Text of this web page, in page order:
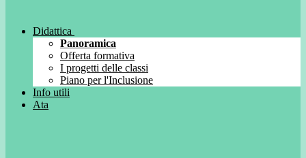
Didattica
Panoramica
Offerta formativa
I progetti delle classi
Piano per l'Inclusione
Info utili
Ata